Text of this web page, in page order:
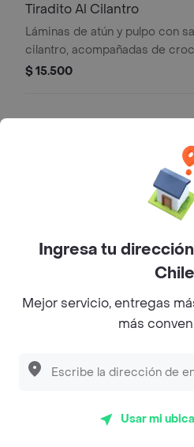
Tiradito Al Cilantro
Láminas de atún y pulpo con
cilantro, acompañadas de
de calamar y decoradas con
$ 15.500
Láminas de pulpo y apio
limón y aceite de oliva,
salsa de aceitunas moradas y
Tiradito Imperial
Laminas de pescado, camarón
acompañado de palta y maíz
$ 13.500
Acompañamientos
Ingresa tu
Mejor servicio, entregas
más
Usar mi